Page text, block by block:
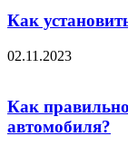
Как
02.11.2023
Как
автомобиля?